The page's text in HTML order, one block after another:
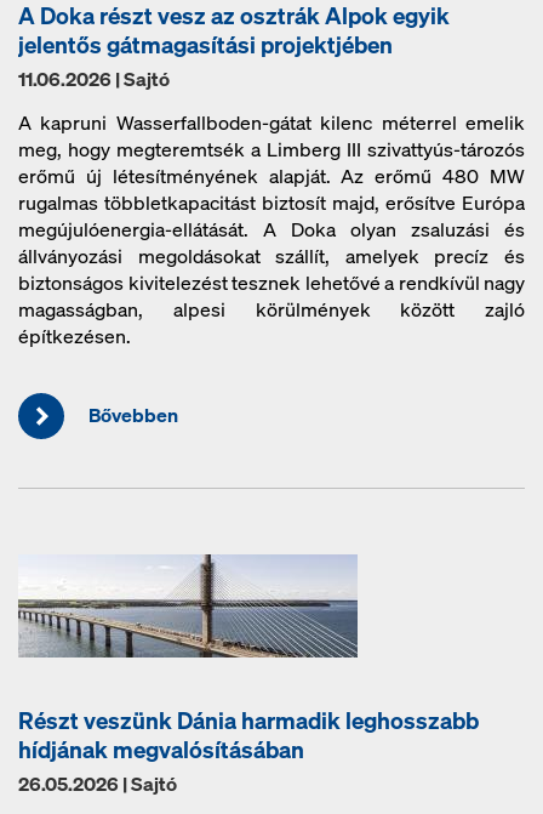
A Doka részt vesz az osztrák Alpok egyik
jelentős gátmagasítási projektjében
11.06.2026 | Sajtó
A kapruni Wasserfallboden-gátat kilenc méterrel emelik
meg, hogy megteremtsék a Limberg III szivattyús-tározós
erőmű új létesítményének alapját. Az erőmű 480 MW
rugalmas többletkapacitást biztosít majd, erősítve Európa
megújulóenergia-ellátását. A Doka olyan zsaluzási és
állványozási megoldásokat szállít, amelyek precíz és
biztonságos kivitelezést tesznek lehetővé a rendkívül nagy
magasságban, alpesi körülmények között zajló
építkezésen.
Bővebben
Részt veszünk Dánia harmadik leghosszabb
hídjának megvalósításában
26.05.2026 | Sajtó